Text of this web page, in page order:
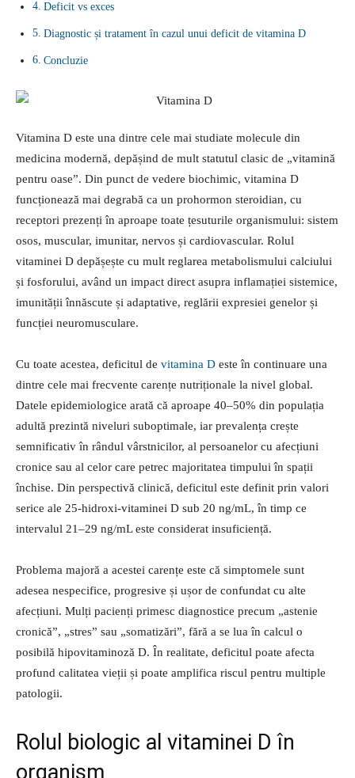
Deficit vs exces
Diagnostic și tratament în cazul unui deficit de vitamina D
Concluzie
Vitamina D este una dintre cele mai studiate molecule din
medicina modernă, depășind de mult statutul clasic de „vitamină
pentru oase”. Din punct de vedere biochimic, vitamina D
funcționează mai degrabă ca un prohormon steroidian, cu
receptori prezenți în aproape toate țesuturile organismului: sistem
osos, muscular, imunitar, nervos și cardiovascular. Rolul
vitaminei D depășește cu mult reglarea metabolismului calciului
și fosforului, având un impact direct asupra inflamației sistemice,
imunității înnăscute și adaptative, reglării expresiei genelor și
funcției neuromusculare.
Cu toate acestea, deficitul de vitamina D este în continuare una
dintre cele mai frecvente carențe nutriționale la nivel global.
Datele epidemiologice arată că aproape 40–50% din populația
adultă prezintă niveluri suboptimale, iar prevalența crește
semnificativ în rândul vârstnicilor, al persoanelor cu afecțiuni
cronice sau al celor care petrec majoritatea timpului în spații
închise. Din perspectivă clinică, deficitul este definit prin valori
serice ale 25-hidroxi-vitaminei D sub 20 ng/mL, în timp ce
intervalul 21–29 ng/mL este considerat insuficiență.
Problema majoră a acestei carențe este că simptomele sunt
adesea nespecifice, progresive și ușor de confundat cu alte
afecțiuni. Mulți pacienți primesc diagnostice precum „astenie
cronică”, „stres” sau „somatizări”, fără a se lua în calcul o
posibilă hipovitaminoză D. În realitate, deficitul poate afecta
profund calitatea vieții și poate amplifica riscul pentru multiple
patologii.
Rolul biologic al vitaminei D în
organism